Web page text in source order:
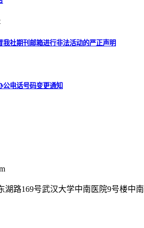
我社期刊邮箱进行非法活动的严正声明
公电话号码变更通知
湖路169号武汉大学中南医院9号楼中